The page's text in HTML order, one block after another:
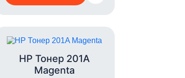
HP Тонер 201A
Magenta